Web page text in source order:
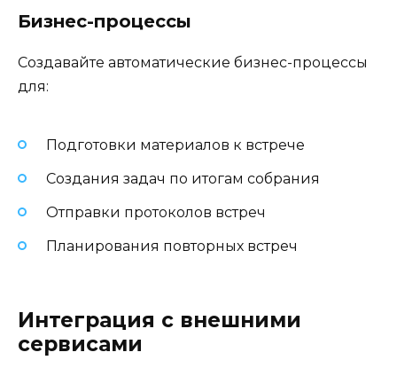
Бизнес-процессы
Создавайте автоматические бизнес-процессы
для:
Подготовки материалов к встрече
Создания задач по итогам собрания
Отправки протоколов встреч
Планирования повторных встреч
Интеграция с внешними
сервисами